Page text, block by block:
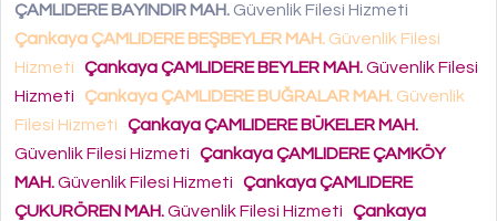
ÇAMLIDERE BAYINDIR MAH. Güvenlik Filesi Hizmeti
Çankaya ÇAMLIDERE BEŞBEYLER MAH. Güvenlik Filesi
Hizmeti
Çankaya ÇAMLIDERE BEYLER MAH.Güvenlik Filesi
Hizmeti
Çankaya ÇAMLIDERE BUĞRALAR MAH. Güvenlik
Filesi Hizmeti
Çankaya ÇAMLIDERE BÜKELER MAH.
Güvenlik Filesi Hizmeti
Çankaya ÇAMLIDERE ÇAMKÖY
MAH.Güvenlik Filesi Hizmeti
Çankaya ÇAMLIDERE
ÇUKURÖREN MAH.Güvenlik Filesi Hizmeti
Çankaya